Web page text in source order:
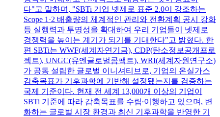
다"고 말하며, "SBTi 기업 넷제로 표준 2.0이 강조하는
Scope 1·2 배출량의 체계적인 관리와 전환계획 공시 강화
등 실행력과 투명성을 확대하여 우리 기업들이 넷제로
경쟁력을 높이는 계기가 되기를 기대한다"고 밝혔다. 한
편 SBTi는 WWF(세계자연기금), CDP(탄소정보공개프로
젝트), UNGC(유엔글로벌콤팩트), WRI(세계자원연구소)
가 공동 설립한 글로벌 이니셔티브로, 기업의 온실가스
감축목표가 기후과학에 기반해 설정됐는지를 검증하는
국제 기준이다. 현재 전 세계 13,000개 이상의 기업이
SBTi 기준에 따라 감축목표를 수립∙이행하고 있으며, 변
화하는 글로벌 시장 환경과 최신 기후과학을 반영한 기